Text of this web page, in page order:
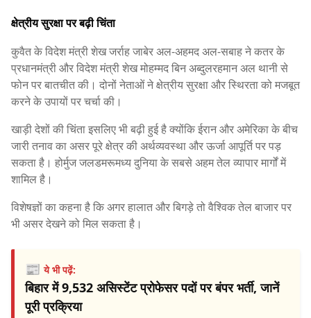
क्षेत्रीय सुरक्षा पर बढ़ी चिंता
कुवैत के विदेश मंत्री शेख जर्राह जाबेर अल-अहमद अल-सबाह ने कतर के
प्रधानमंत्री और विदेश मंत्री शेख मोहम्मद बिन अब्दुलरहमान अल थानी से
फोन पर बातचीत की। दोनों नेताओं ने क्षेत्रीय सुरक्षा और स्थिरता को मजबूत
करने के उपायों पर चर्चा की।
खाड़ी देशों की चिंता इसलिए भी बढ़ी हुई है क्योंकि ईरान और अमेरिका के बीच
जारी तनाव का असर पूरे क्षेत्र की अर्थव्यवस्था और ऊर्जा आपूर्ति पर पड़
सकता है। होर्मुज जलडमरूमध्य दुनिया के सबसे अहम तेल व्यापार मार्गों में
शामिल है।
विशेषज्ञों का कहना है कि अगर हालात और बिगड़े तो वैश्विक तेल बाजार पर
भी असर देखने को मिल सकता है।
📰ये भी पढ़ें:
बिहार में 9,532 असिस्टेंट प्रोफेसर पदों पर बंपर भर्ती, जानें
पूरी प्रक्रिया